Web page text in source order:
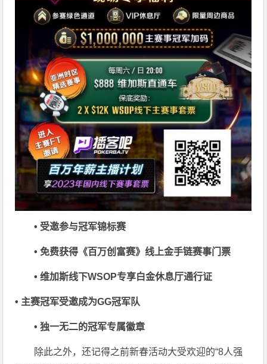
• 受邀参与冠军锦标赛
• 免费获得《百万创富赛》线上金手链赛事门票
• 维加斯线下WSOP专享白金休息厅通行证
• 主赛冠军受邀成为GG冠军队
• 独一无二的冠军专属徽章
除此之外，还记得之前新春活动大受欢迎的“8人强